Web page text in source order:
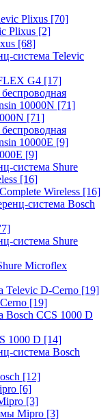
Plixus [70]
Plixus [2]
[68]
система Televic
G4 [17]
10000N [71]
[71]
10000E [9]
[9]
система Shure
[16]
Wireless [16]
система Bosch
система Shure
Microflex
Televic D-Cerno [19]
[19]
Bosch CCS 1000 D
1000 D [14]
система Bosch
[12]
[6]
[3]
Mipro [3]